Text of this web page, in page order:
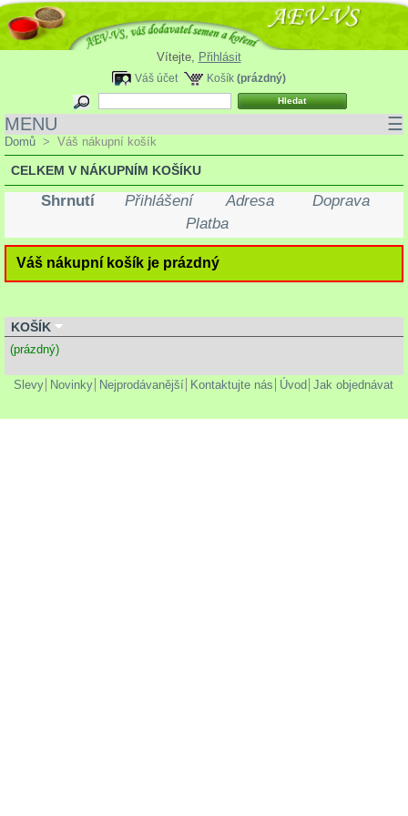
Vítejte, Přihlásit
Košík (prázdný)
Váš účet
MENU ☰
Domů > Váš nákupní košík
CELKEM V NÁKUPNÍM KOŠÍKU
Shrnutí Přihlášení Adresa
Doprava
Platba
Váš nákupní košík je prázdný
KOŠÍK
(prázdný)
Slevy Novinky Nejprodávanější Kontaktujte nás Úvod Jak objednávat